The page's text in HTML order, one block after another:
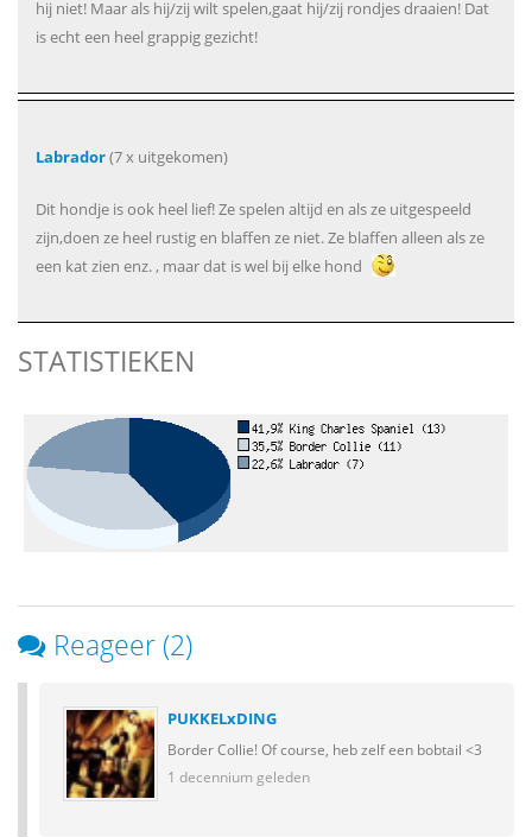
hij niet! Maar als hij/zij wilt spelen,gaat hij/zij rondjes draaien! Dat
is echt een heel grappig gezicht!
Labrador(7 x uitgekomen)
Dit hondje is ook heel lief! Ze spelen altijd en als ze uitgespeeld
zijn,doen ze heel rustig en blaffen ze niet. Ze blaffen alleen als ze
een kat zien enz. , maar dat is wel bij elke hond
STATISTIEKEN
Reageer (2)
PUKKELxDING
Border Collie! Of course, heb zelf een bobtail <3
1 decennium geleden